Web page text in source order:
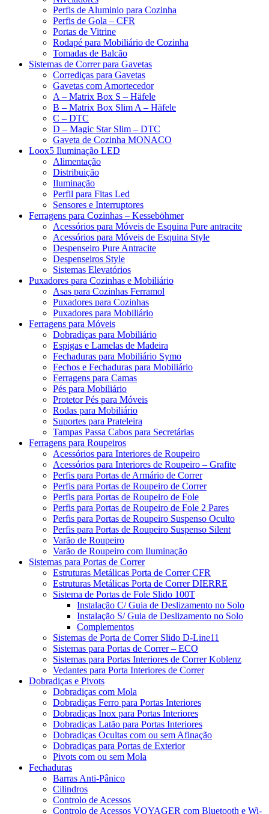
Perfis de Aluminio para Cozinha
Perfis de Gola – CFR
Portas de Vitrine
Rodapé para Mobiliário de Cozinha
Tomadas de Balcão
Sistemas de Correr para Gavetas
Corrediças para Gavetas
Gavetas com Amortecedor
A – Matrix Box S – Häfele
B – Matrix Box Slim A – Häfele
C – DTC
D – Magic Star Slim – DTC
Gaveta de Cozinha MONACO
Loox5 Iluminação LED
Alimentação
Distribuição
Iluminação
Perfil para Fitas Led
Sensores e Interruptores
Ferragens para Cozinhas – Kesseböhmer
Acessórios para Móveis de Esquina Pure antracite
Acessórios para Móveis de Esquina Style
Despenseiro Pure Antracite
Despenseiros Style
Sistemas Elevatórios
Puxadores para Cozinhas e Mobiliário
Asas para Cozinhas Ferramol
Puxadores para Cozinhas
Puxadores para Mobiliário
Ferragens para Móveis
Dobradiças para Mobiliário
Espigas e Lamelas de Madeira
Fechaduras para Mobiliário Symo
Fechos e Fechaduras para Mobiliário
Ferragens para Camas
Pés para Mobiliário
Protetor Pés para Móveis
Rodas para Mobiliário
Suportes para Prateleira
Tampas Passa Cabos para Secretárias
Ferragens para Roupeiros
Acessórios para Interiores de Roupeiro
Acessórios para Interiores de Roupeiro – Grafite
Perfis para Portas de Armário de Correr
Perfis para Portas de Roupeiro de Correr
Perfis para Portas de Roupeiro de Fole
Perfis para Portas de Roupeiro de Fole 2 Pares
Perfis para Portas de Roupeiro Suspenso Oculto
Perfis para Portas de Roupeiro Suspenso Silent
Varão de Roupeiro
Varão de Roupeiro com Iluminação
Sistemas para Portas de Correr
Estruturas Metálicas Porta de Correr CFR
Estruturas Metálicas Porta de Correr DIERRE
Sistema de Portas de Fole Slido 100T
Instalação C/ Guia de Deslizamento no Solo
Instalação S/ Guia de Deslizamento no Solo
Complementos
Sistemas de Porta de Correr Slido D-Line11
Sistemas para Portas de Correr – ECO
Sistemas para Portas Interiores de Correr Koblenz
Vedantes para Porta Interiores de Correr
Dobradiças e Pivots
Dobradiças com Mola
Dobradiças Ferro para Portas Interiores
Dobradiças Inox para Portas Interiores
Dobradiças Latão para Portas Interiores
Dobradiças Ocultas com ou sem Afinação
Dobradiças para Portas de Exterior
Pivots com ou sem Mola
Fechaduras
Barras Anti-Pânico
Cilindros
Controlo de Acessos
Controlo de Acessos VOYAGER com Bluetooth e Wi-